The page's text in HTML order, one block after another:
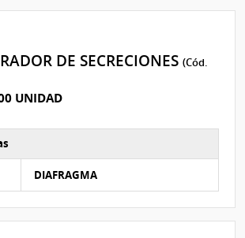
DE SECRECIONES(Cód.
UNIDAD
DIAFRAGMA